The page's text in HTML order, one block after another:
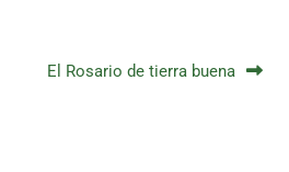
de entradas
El Rosario de tierra buena